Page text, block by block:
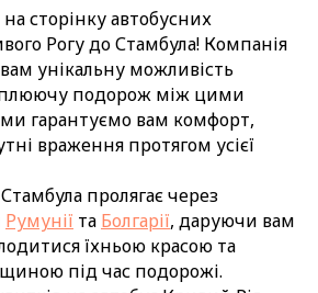
сторінку автобусних
Рогу до Стамбула! Компанія
унікальну можливість
подорож між цими
гарантуємо вам комфорт,
враження протягом усієї
пролягає через
Румунії та Болгарії, даруючи вам
їхньою красою та
під час подорожі.